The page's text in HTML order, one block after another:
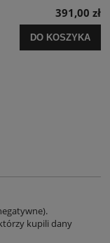
391,00 zł
DO KOSZYKA
kupili dany